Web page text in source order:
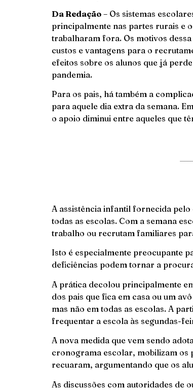
Da Redação – Os sistemas
principalmente nas partes rurais e
trabalharam fora. Os motivos
custos e vantagens para o
efeitos sobre os alunos que já
pandemia.
Para os pais, há também a
para aquele dia extra da semana.
o apoio diminui entre aqueles que
A assistência infantil fornecida
todas as escolas. Com a semana
trabalho ou recrutam familiares
Isto é especialmente preocupante
deficiências podem tornar a
A prática decolou principalmente
dos pais que fica em casa ou um
mas não em todas as escolas. A
frequentar a escola às segundas-
A nova medida que vem sendo
cronograma escolar, mobilizam os
recuaram, argumentando que os
As discussões com autoridades de